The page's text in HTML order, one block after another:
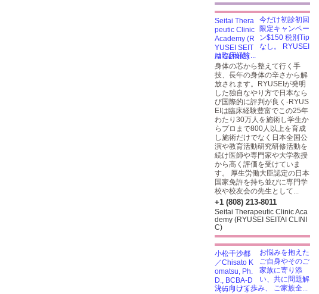
今だけ初診初回
限定キャンペー
ン$150 税別Tip
なし。 RYUSEI
は臨床経験...
身体の芯から整えて行く手
技、長年の身体の辛さから解
放されます。RYUSEIが発明
した独自なやり方で日本なら
び国際的に評判が良く-RYUS
EIは臨床経験豊富でこの25年
わたり30万人を施術し学生か
らプロまで800人以上を育成
し施術だけでなく日本全国公
演や教育活動研究研修活動を
続け医師や専門家や大学教授
から高く評価を受けていま
す。 厚生労働大臣認定の日本
国家免許を持ち並びに専門学
校や校友会の先生として...
+1 (808) 213-8011
Seitai Therapeutic Clinic Aca
demy (RYUSEI SEITAI CLINI
C)
お悩みを抱えた
ご自身やそのご
家族に寄り添
い、共に問題解
決に向けて歩み、 ご家族全...